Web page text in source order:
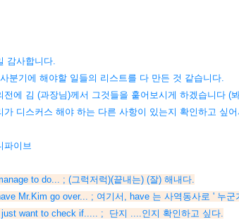
감사합니다.
분기에 해야할 일들의 리스트를 다 만든 것 같습니다.
전에 김 (과장님)께서 그것들을 훝어보시게 하겠습니다 (
가 디스커스 해야 하는 다른 사항이 있는지 확인하고 싶
파이브
to do... ; (그럭저럭)(끝내는) (잘) 해내다.
Mr.Kim go over... ; 여기서, have 는 사역동사로 ' 누군
want to check if..... ; 단지 ....인지 확인하고 싶다.